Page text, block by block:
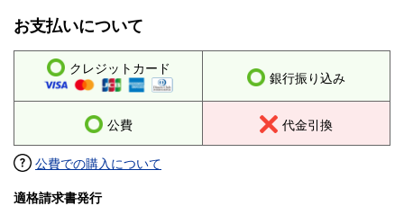
お支払いについて
クレジットカード
銀行振り込み
公費 代金引換
公費での購入について
適格請求書発行